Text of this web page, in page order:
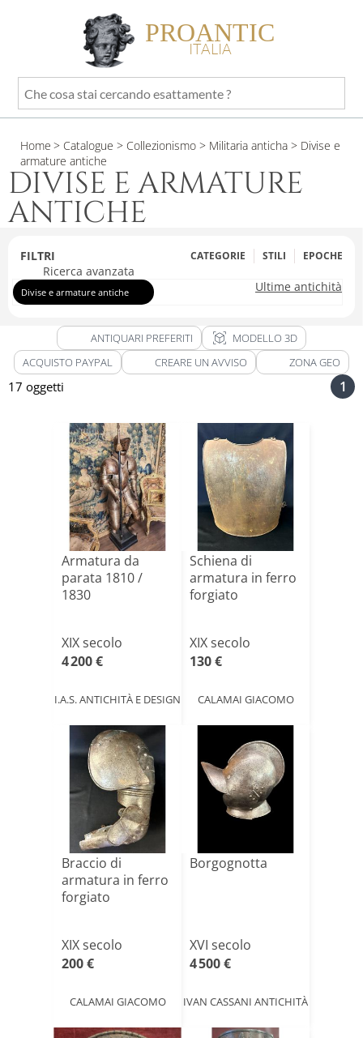
PROANTIC
ITALIA
Che
cosa
cercando
esattamente
?
Home > Catalogue > Collezionismo > Militaria anticha > Divise e
armature antiche
DIVISE E ARMATURE
ANTICHE
FILTRI CATEGORIE STILI EPOCHE
Ricerca avanzata
Ultime antichità
Divise e armature antiche
ANTIQUARI PREFERITI view_in_ar MODELLO 3D
ACQUISTO PAYPAL
CREARE UN AVVISO ZONA GEO
17 oggetti 1
Armatura da
parata 1810 /
1830
XIX secolo
4 200 €
I.A.S. ANTICHITÀ E DESIGN
Schiena di
armatura in ferro
forgiato
XIX secolo
130 €
CALAMAI GIACOMO
Braccio di
armatura in ferro
forgiato
XIX secolo
200 €
CALAMAI GIACOMO
Borgognotta
XVI secolo
4 500 €
IVAN CASSANI ANTICHITÀ